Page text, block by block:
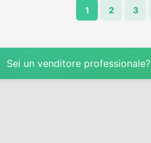
1 2 3
Sei un venditore professionale?